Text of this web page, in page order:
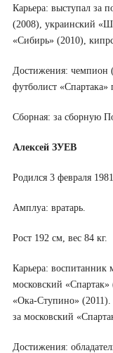
Карьера: выступал за
(2008), украинский
«Сибирь» (2010),
Достижения: чемпион
футболист
Сборная: за сборную
Алексей ЗУЕВ
Родился 3 февраля
Амплуа: вратарь.
Рост 192 см, вес 84 кг.
Карьера:
московский
«Ока-Ступино» (2011).
за московский
Достижения: